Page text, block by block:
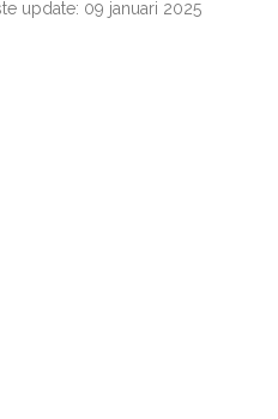
update: 09 januari 2025